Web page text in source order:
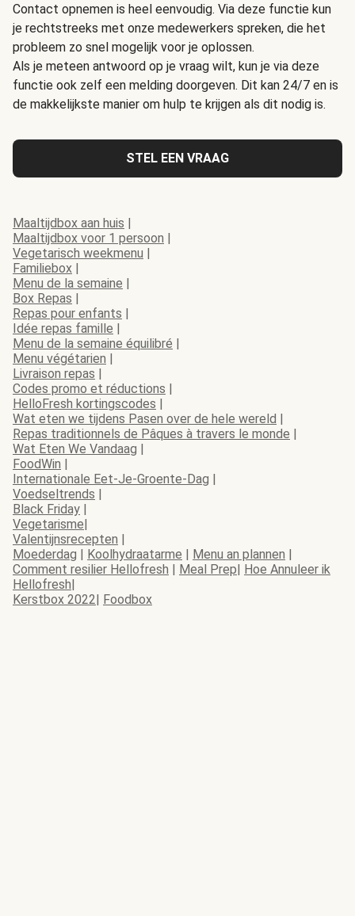
Contact opnemen is heel eenvoudig. Via deze functie kun
je rechtstreeks met onze medewerkers spreken, die het
probleem zo snel mogelijk voor je oplossen.
Als je meteen antwoord op je vraag wilt, kun je via deze
functie ook zelf een melding doorgeven. Dit kan 24/7 en is
de makkelijkste manier om hulp te krijgen als dit nodig is.
STEL EEN VRAAG
Maaltijdbox aan huis |
Maaltijdbox voor 1 persoon |
Vegetarisch weekmenu |
Familiebox |
Menu de la semaine |
Box Repas |
Repas pour enfants |
Idée repas famille |
Menu de la semaine équilibré |
Menu végétarien |
Livraison repas |
Codes promo et réductions |
HelloFresh kortingscodes |
Wat eten we tijdens Pasen over de hele wereld |
Repas traditionnels de Pâques à travers le monde |
Wat Eten We Vandaag |
FoodWin |
Internationale Eet-Je-Groente-Dag |
Voedseltrends |
Black Friday |
Vegetarisme|
Valentijnsrecepten |
Moederdag | Koolhydraatarme | Menu an plannen |
Comment resilier Hellofresh | Meal Prep| Hoe Annuleer ik
Hellofresh|
Kerstbox 2022| Foodbox